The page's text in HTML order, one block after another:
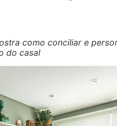
como conciliar e
do casal